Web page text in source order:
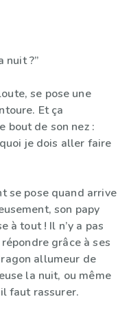
nuit ?”
se pose une
Et ça
bout de son nez :
je dois aller faire
se pose quand arrive
son papy
à tout ! Il n’y a pas
grâce à ses
allumeur de
la nuit, ou même
faut rassurer.